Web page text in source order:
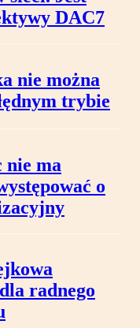
DAC7
nie można
trybie
nie ma
o
radnego